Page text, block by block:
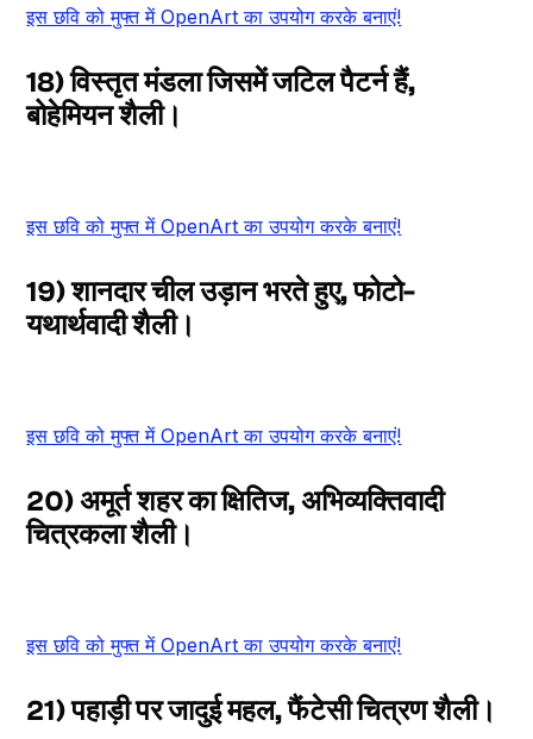
इस छवि को मुफ्त में OpenArt का उपयोग करके बनाएं!
18) विस्तृत मंडला जिसमें जटिल पैटर्न हैं,
बोहेमियन शैली।
इस छवि को मुफ्त में OpenArt का उपयोग करके बनाएं!
19) शानदार चील उड़ान भरते हुए, फोटो-
यथार्थवादी शैली।
इस छवि को मुफ्त में OpenArt का उपयोग करके बनाएं!
20) अमूर्त शहर का क्षितिज, अभिव्यक्तिवादी
चित्रकला शैली।
इस छवि को मुफ्त में OpenArt का उपयोग करके बनाएं!
21) पहाड़ी पर जादुई महल, फैंटेसी चित्रण शैली।